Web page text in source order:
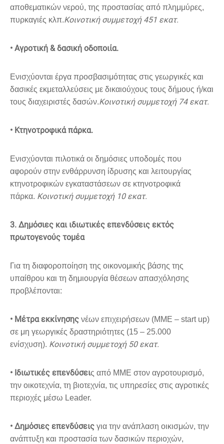
αποθεματικών νερού, της προστασίας από πλημμύρες,
πυρκαγιές κλπ.Κοινοτική συμμετοχή 451 εκατ.
• Αγροτική & δασική οδοποιία.
Ενισχύονται έργα προσβασιμότητας στις γεωργικές και
δασικές εκμεταλλεύσεις με δικαιούχους τους δήμους ή/και
τους διαχειριστές δασών.Κοινοτική συμμετοχή 74 εκατ.
• Κτηνοτροφικά πάρκα.
Ενισχύονται πιλοτικά οι δημόσιες υποδομές που
αφορούν στην ενθάρρυνση ίδρυσης και λειτουργίας
κτηνοτροφικών εγκαταστάσεων σε κτηνοτροφικά
πάρκα. Κοινοτική συμμετοχή 10 εκατ.
3. Δημόσιες και ιδιωτικές επενδύσεις εκτός
πρωτογενούς τομέα
Για τη διαφοροποίηση της οικονομικής βάσης της
υπαίθρου και τη δημιουργία θέσεων απασχόλησης
προβλέπονται:
• Μέτρα εκκίνησης νέων επιχειρήσεων (ΜΜΕ – start up)
σε μη γεωργικές δραστηριότητες (15 – 25.000
ενίσχυση). Kοινοτική συμμετοχή 50 εκατ.
• Ιδιωτικές επενδύσεις από ΜΜΕ στον αγροτουρισμό,
την οικοτεχνία, τη βιοτεχνία, τις υπηρεσίες στις αγροτικές
περιοχές μέσω Leader.
• Δημόσιες επενδύσεις για την ανάπλαση οικισμών, την
ανάπτυξη και προστασία των δασικών περιοχών,